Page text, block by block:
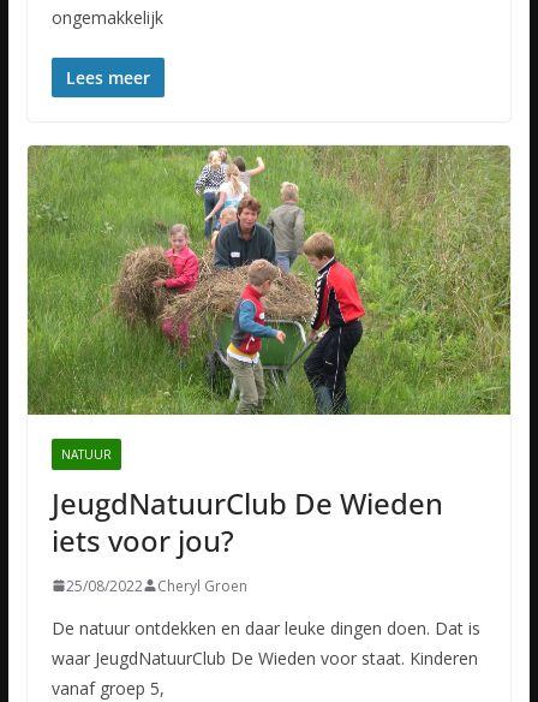
ongemakkelijk
Lees meer
NATUUR
JeugdNatuurClub De Wieden
iets voor jou?
25/08/2022 Cheryl Groen
De natuur ontdekken en daar leuke dingen doen. Dat is
waar JeugdNatuurClub De Wieden voor staat. Kinderen
vanaf groep 5,